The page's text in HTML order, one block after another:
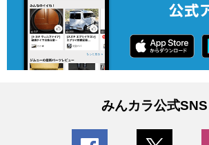
みんカラ公式SNS